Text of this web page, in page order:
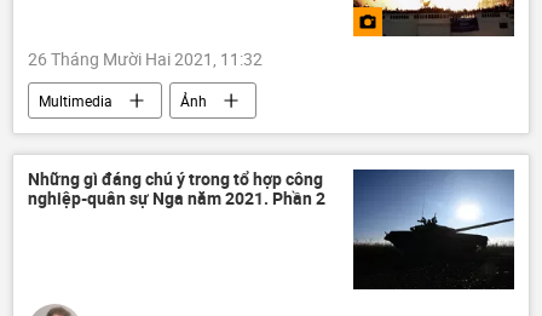
26 Tháng Mười Hai 2021, 11:32
Multimedia
Ảnh
Tổng kết 2021 và Dự báo 2022
Những gì đáng chú ý trong tổ hợp công
nghiệp-quân sự Nga năm 2021. Phần 2